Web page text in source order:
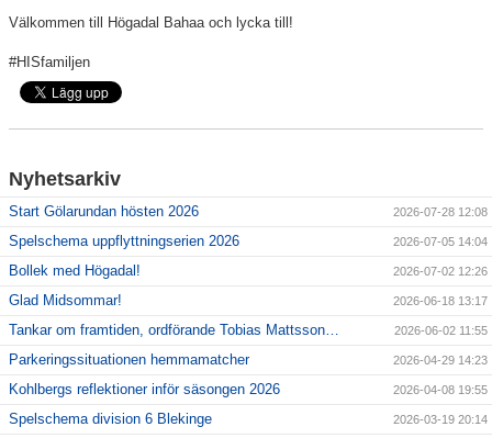
Välkommen till Högadal Bahaa och lycka till!
#HISfamiljen
Nyhetsarkiv
Start Gölarundan hösten 2026 2026-07-28 12:08
Spelschema uppflyttningserien 2026 2026-07-05 14:04
Bollek med Högadal! 2026-07-02 12:26
Glad Midsommar! 2026-06-18 13:17
Tankar om framtiden, ordförande Tobias Mattsson… 2026-06-02 11:55
Parkeringssituationen hemmamatcher 2026-04-29 14:23
Kohlbergs reflektioner inför säsongen 2026 2026-04-08 19:55
Spelschema division 6 Blekinge 2026-03-19 20:14